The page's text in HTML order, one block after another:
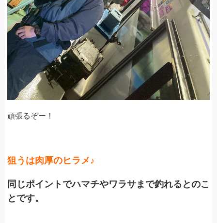
頑張るぞー！
狙うは肉厚のヒラメ♪
同じポイントでハマチやワラサまで釣れるとのこ
とです。